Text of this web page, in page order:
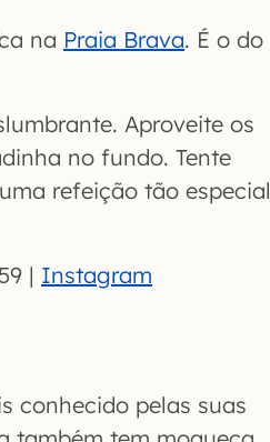
na Praia Brava. É o do
Aproveite os
no fundo. Tente
refeição tão especial
| Instagram
conhecido pelas suas